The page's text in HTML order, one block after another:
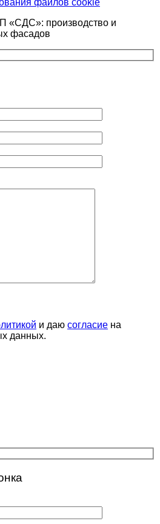
файлов cookie
«СДС»: производство и
фасадов
и даю согласие на
данных.